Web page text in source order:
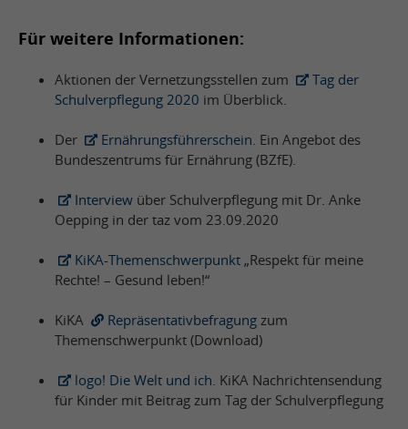
Für weitere Informationen:
Aktionen der Vernetzungsstellen zum
Tag der
Schulverpflegung 2020 im Überblick.
Der Ernährungsführerschein. Ein Angebot des
Bundeszentrums für Ernährung (BZfE).
Interview über Schulverpflegung mit Dr. Anke
Oepping in der taz vom 23.09.2020
KiKA-Themenschwerpunkt „Respekt für meine
Rechte! – Gesund leben!“
KiKA Repräsentativbefragung zum
Themenschwerpunkt (Download)
logo! Die Welt und ich. KiKA Nachrichtensendung
für Kinder mit Beitrag zum Tag der Schulverpflegung